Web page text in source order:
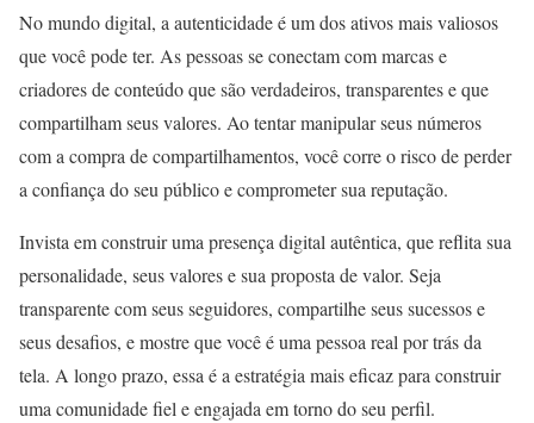
No mundo digital, a autenticidade é um dos ativos mais valiosos
que você pode ter. As pessoas se conectam com marcas e
criadores de conteúdo que são verdadeiros, transparentes e que
compartilham seus valores. Ao tentar manipular seus números
com a compra de compartilhamentos, você corre o risco de perder
a confiança do seu público e comprometer sua reputação.
Invista em construir uma presença digital autêntica, que reflita sua
personalidade, seus valores e sua proposta de valor. Seja
transparente com seus seguidores, compartilhe seus sucessos e
seus desafios, e mostre que você é uma pessoa real por trás da
tela. A longo prazo, essa é a estratégia mais eficaz para construir
uma comunidade fiel e engajada em torno do seu perfil.